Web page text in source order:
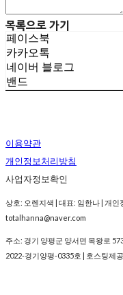
목록으로 가기
페이스북
카카오톡
네이버 블로그
밴드
이용약관
개인정보처리방침
사업자정보확인
상호: 오렌지색 | 대표: 임한나 | 개
totalhanna@naver.com
주소: 경기 양평군 양서면 목왕로
2022-경기양평-0335호 | 호스팅제